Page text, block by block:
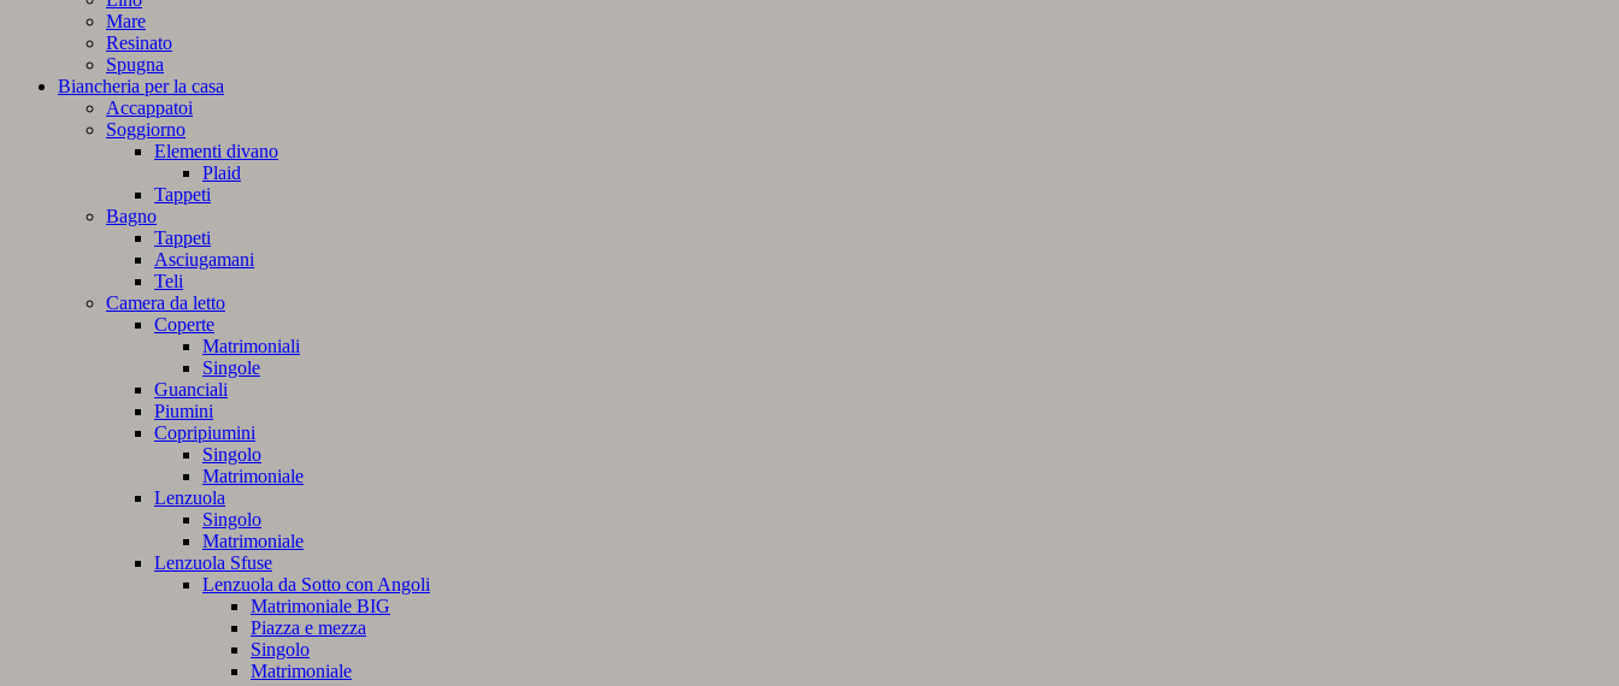
Mare
Resinato
Spugna
Biancheria per la casa
Accappatoi
Soggiorno
Elementi divano
Plaid
Tappeti
Bagno
Tappeti
Asciugamani
Teli
Camera da letto
Coperte
Matrimoniali
Singole
Guanciali
Piumini
Copripiumini
Singolo
Matrimoniale
Lenzuola
Singolo
Matrimoniale
Lenzuola Sfuse
Lenzuola da Sotto con Angoli
Matrimoniale BIG
Piazza e mezza
Singolo
Matrimoniale